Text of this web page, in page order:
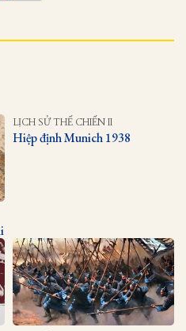
LỊCH SỬ THẾ CHIẾN II
Hiệp định Munich 1938